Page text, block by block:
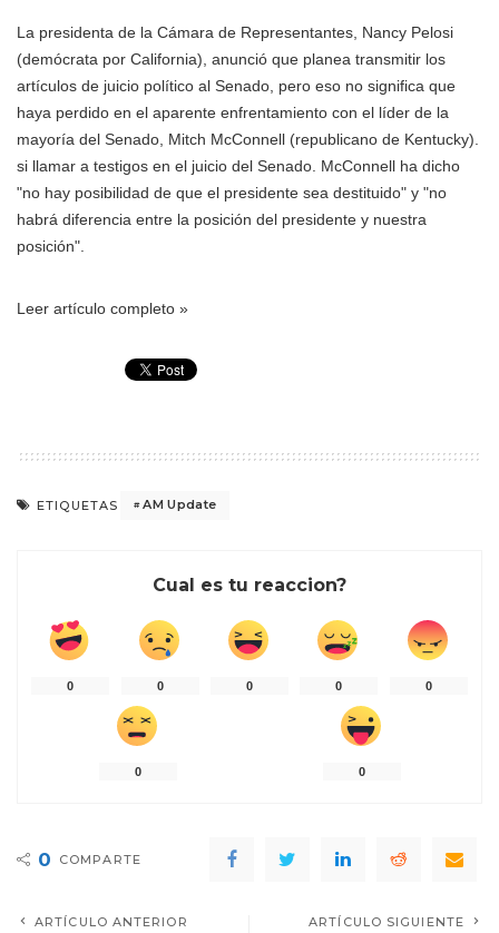
La presidenta de la Cámara de Representantes, Nancy Pelosi
(demócrata por California), anunció que planea transmitir los
artículos de juicio político al Senado, pero eso no significa que
haya perdido en el aparente enfrentamiento con el líder de la
mayoría del Senado, Mitch McConnell (republicano de Kentucky).
si llamar a testigos en el juicio del Senado. McConnell ha dicho
"no hay posibilidad de que el presidente sea destituido" y "no
habrá diferencia entre la posición del presidente y nuestra
posición".
Leer artículo completo »
ETIQUETAS AM Update
Cual es tu reaccion?
0 0 0 0 0
0 0
0 COMPARTE
ARTÍCULO ANTERIOR ARTÍCULO SIGUIENTE